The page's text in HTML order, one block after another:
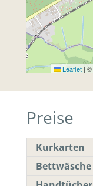
Leaflet | ©
Preise
Kurkarten
Bettwäsche